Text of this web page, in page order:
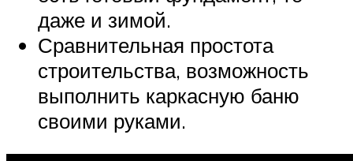
даже и зимой.
Сравнительная простота
строительства, возможность
выполнить каркасную баню
своими руками.